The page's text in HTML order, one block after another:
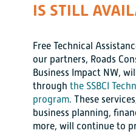
IS STILL
Free Technical
our partners, Roads
Business Impact NW,
through the SSBCI
program. These
business planning,
more, will continue to